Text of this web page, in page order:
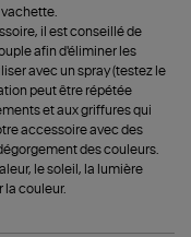
il est conseillé de
afin d'éliminer les
avec un spray (testez le
peut être répétée
et aux griffures qui
accessoire avec des
des couleurs.
le soleil, la lumière
la couleur.